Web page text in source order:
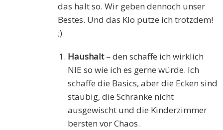
das halt so. Wir geben dennoch unser
Bestes. Und das Klo putze ich trotzdem!
;)
Haushalt– den schaffe ich wirklich
NIE so wie ich es gerne würde. Ich
schaffe die Basics, aber die Ecken sind
staubig, die Schränke nicht
ausgewischt und die Kinderzimmer
bersten vor Chaos.